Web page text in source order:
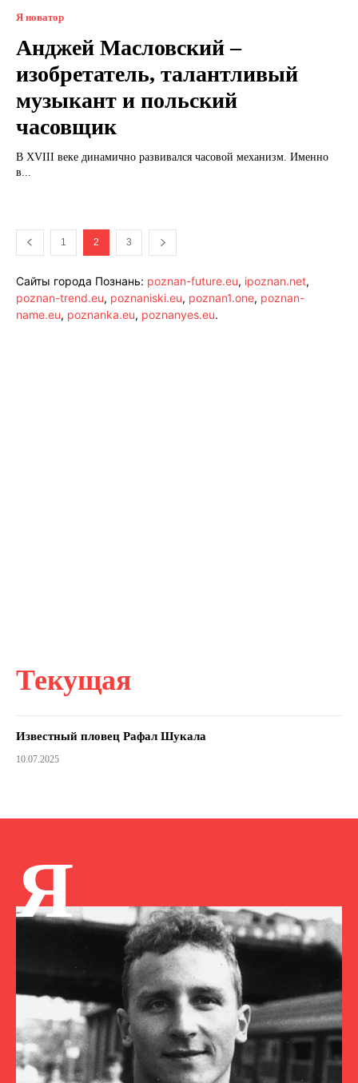
Я новатор
Анджей Масловский –
изобретатель, талантливый
музыкант и польский
часовщик
В XVIII веке динамично развивался часовой механизм. Именно
в...
1 2 3
Сайты города Познань: poznan-future.eu, ipoznan.net,
poznan-trend.eu, poznaniski.eu, poznan1.one, poznan-
name.eu, poznanka.eu, poznanyes.eu.
Текущая
Известный пловец Рафал Шукала
10.07.2025
Я